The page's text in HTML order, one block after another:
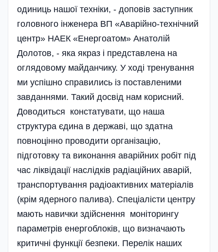
одиниць нашої техніки, - доповів заступник
головного інженера ВП «Аварійно-технічний
центр» НАЕК «Енергоатом» Анатолій
Долотов, - яка якраз і представлена на
оглядовому майданчику. У ході тренування
ми успішно справились із поставленими
завданнями. Такий досвід нам корисний.
Доводиться констатувати, що наша
структура єдина в державі, що здатна
повноці­нно проводити організацію,
підготовку та виконання аварійних робіт під
час ліквідації наслідків радіаційних аварій,
транспортування радіоактивних матеріалів
(крім ядерного палива). Спеціалісти центру
мають навички здійснення моніторингу
параметрів енергоблоків, що визначають
критичні функції безпеки. Перелік наших